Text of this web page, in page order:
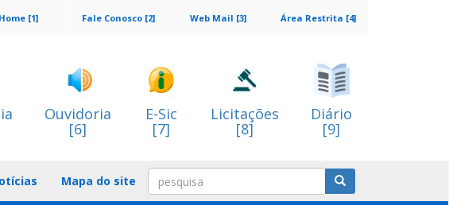
Área Restrita [4]
Web Mail [3]
Fale Conosco [2]
Home [1]
Ouvidoria
[6]
E-Sic
[7]
Licitações
[8]
Diário
[9]
Mapa do site